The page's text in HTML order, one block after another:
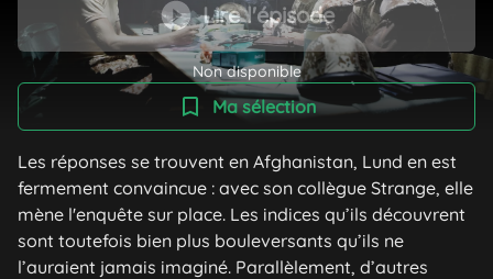
Lire l'épisode
Non disponible
Ma sélection
Les réponses se trouvent en Afghanistan, Lund en est
fermement convaincue : avec son collègue Strange, elle
mène l'enquête sur place. Les indices qu’ils découvrent
sont toutefois bien plus bouleversants qu’ils ne
l’auraient jamais imaginé. Parallèlement, d’autres